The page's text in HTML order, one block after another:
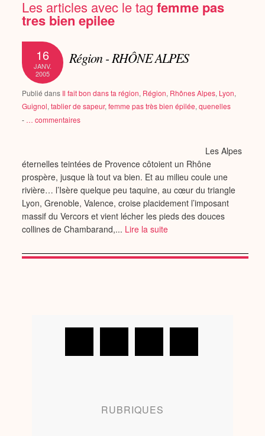
Les articles avec le tagfemme pas
tres bien epilee
16
JANV.
2005
Région - RHÔNE ALPES
Publié dans Il fait bon dans ta région, Région, Rhônes Alpes, Lyon,
Guignol,tablier de sapeur,femme pas très bien épilée,quenelles
- … commentaires
Les Alpes
éternelles teintées de Provence côtoient un Rhône
prospère, jusque là tout va bien. Et au milieu coule une
rivière… l’Isère quelque peu taquine, au cœur du triangle
Lyon, Grenoble, Valence, croise placidement l’imposant
massif du Vercors et vient lécher les pieds des douces
collines de Chambarand,... Lire la suite
RUBRIQUES